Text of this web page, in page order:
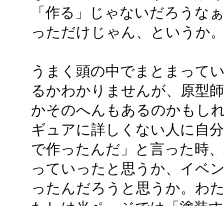
「作る」じゃないだろうな
っただけじゃん、というか
うまく頭の中でまとまって
るかわかりませんが、原型
かそのへんもあるのかもし
ギュアに詳しくない人に自
で作ったんだ」と言った時
っていったと思うか、イベ
ったんだろうと思うか。わ